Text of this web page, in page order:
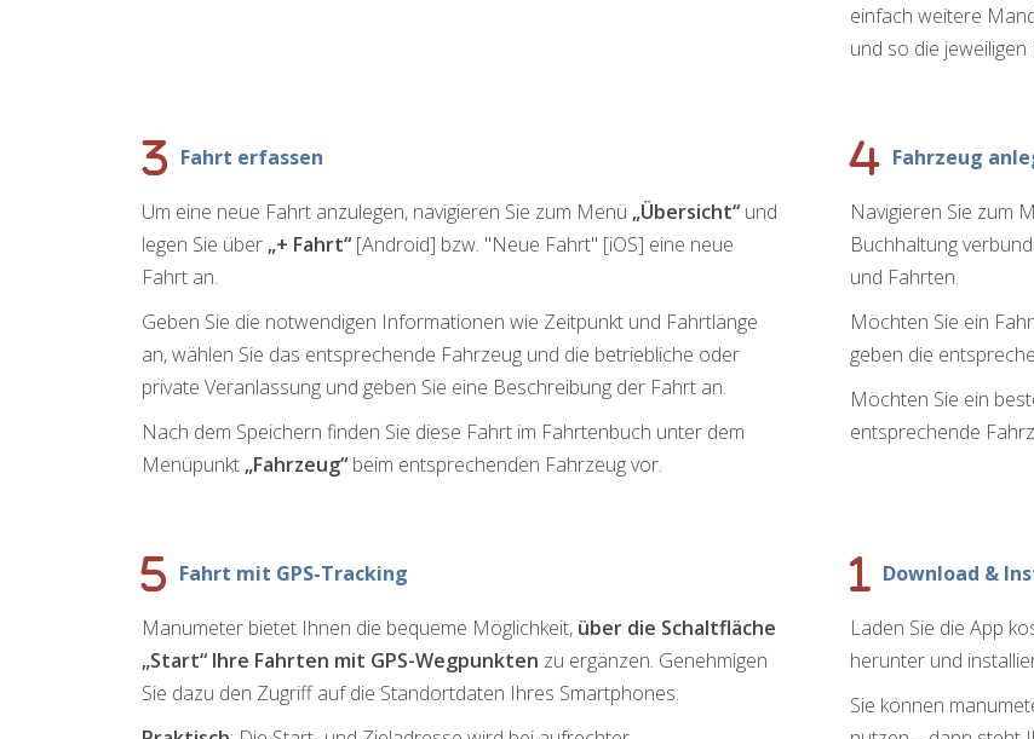
einfach weitere
und so die
Fahrt erfassen
Um eine neue Fahrt anzulegen, navigieren Sie zum Menü „Übersicht“ und
legen Sie über „+ Fahrt“ [Android] bzw. "Neue Fahrt" [iOS] eine neue
Fahrt an.
Geben Sie die notwendigen Informationen wie Zeitpunkt und Fahrtlänge
an, wählen Sie das entsprechende Fahrzeug und die betriebliche oder
private Veranlassung und geben Sie eine Beschreibung der Fahrt an.
Nach dem Speichern finden Sie diese Fahrt im Fahrtenbuch unter dem
Menüpunkt „Fahrzeug“ beim entsprechenden Fahrzeug vor.
Fahrzeug
Navigieren Sie zum
Buchhaltung
und Fahrten.
Möchten Sie ein
geben die
Möchten Sie ein
entsprechende
Fahrt mit GPS-Tracking
Manumeter bietet Ihnen die bequeme Möglichkeit, über die Schaltfläche
„Start“ Ihre Fahrten mit GPS-Wegpunkten zu ergänzen. Genehmigen
Sie dazu den Zugriff auf die Standortdaten Ihres Smartphones.
Download &
Laden Sie die App
herunter und
Sie können